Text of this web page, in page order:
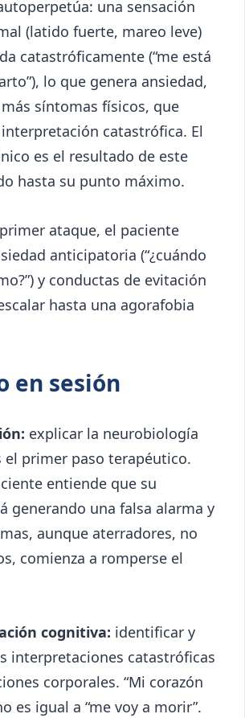
una sensación
(latido fuerte, mareo leve)
catastróficamente (“me está
lo que genera ansiedad,
síntomas físicos, que
catastrófica. El
es el resultado de este
hasta su punto máximo.
ataque, el paciente
anticipatoria (“¿cuándo
y conductas de evitación
hasta una agorafobia
en sesión
explicar la neurobiología
el primer paso terapéutico.
entiende que su
generando una falsa alarma y
aunque aterradores, no
comienza a romperse el
cognitiva: identificar y
interpretaciones catastróficas
corporales. “Mi corazón
es igual a “me voy a morir”.